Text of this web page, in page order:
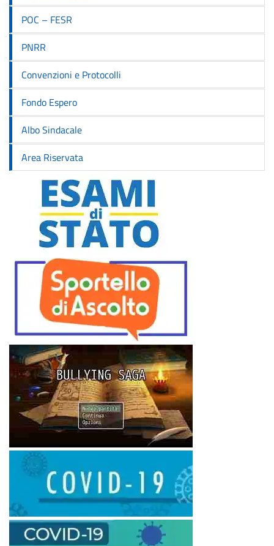
POC – FESR
PNRR
Convenzioni e Protocolli
Fondo Espero
Albo Sindacale
Area Riservata